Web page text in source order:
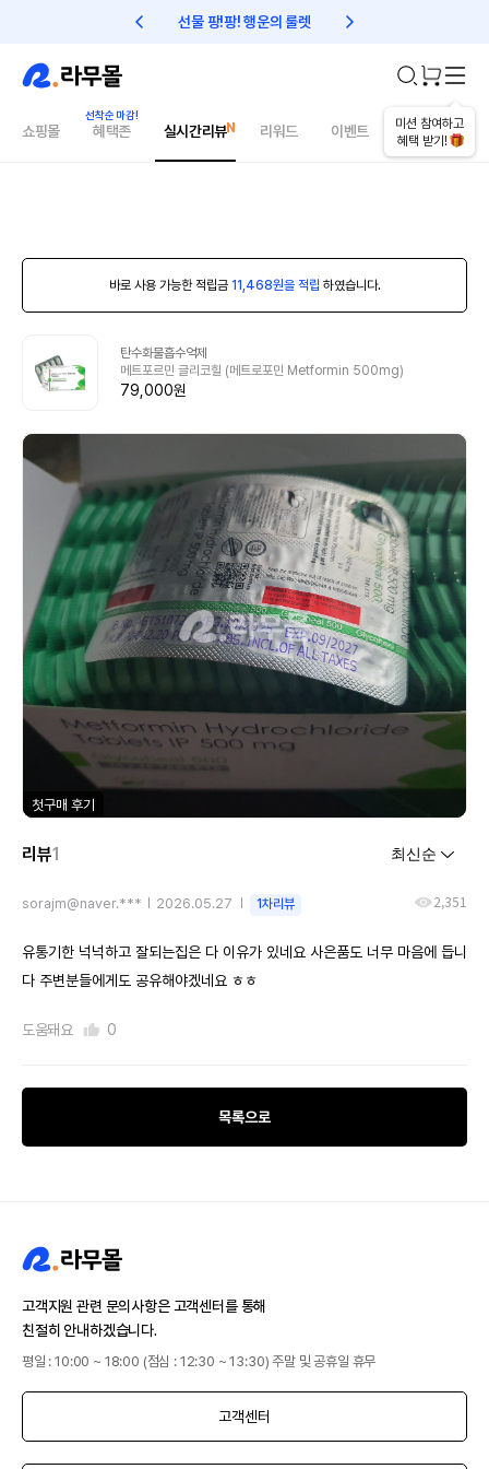
선물 팡!팡! 행운의 룰렛 친구초대 1만원 리워드!
미션 참여하고
혜택 받기!
쇼핑몰 혜택존 실시간리뷰 리워드 이벤트 건강매거진
바로 사용 가능한 적립금 11,468원을 적립 하였습니다.
탄수화물흡수억제
메트포르민 글리코힐 (메트로포민 Metformin 500mg)
79,000원
첫구매 후기
리뷰1
sorajm@naver.*** 2026.05.27 1차리뷰 2,351
유통기한 넉넉하고 잘되는집은 다 이유가 있네요 사은품도 너무 마음에 듭니
다 주변분들에게도 공유해야겠네요 ㅎㅎ
도움돼요 0
목록으로
고객지원 관련 문의사항은 고객센터를 통해
친절히 안내하겠습니다.
평일 : 10:00 ~ 18:00 (점심 : 12:30 ~ 13:30) 주말 및 공휴일 휴무
고객센터